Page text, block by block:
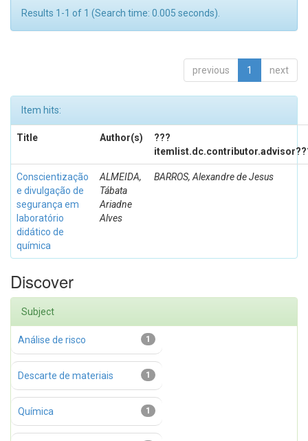
Results 1-1 of 1 (Search time: 0.005 seconds).
previous 1 next
Item hits:
Title Author(s)
???
Conscientização
e divulgação de
segurança em
laboratório
didático de
química
ALMEIDA,
Tábata
Ariadne
Alves
BARROS, Alexandre de Jesus
Discover
Subject
1
Análise de risco
1
Descarte de materiais
1
Química